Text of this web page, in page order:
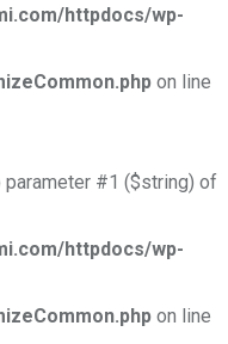
httpdocs/wp-
on line
parameter #1 ($string) of
httpdocs/wp-
on line